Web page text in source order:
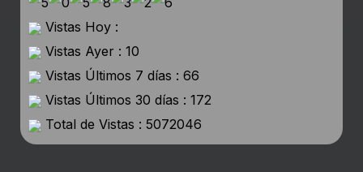
Vistas Hoy :
Vistas Ayer : 10
Vistas Últimos 7 días : 66
Vistas Últimos 30 días : 172
Total de Vistas : 5072046